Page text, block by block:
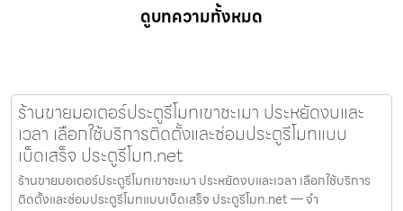
ดูบทความทั้งหมด
ร้านขายมอเตอร์ประตูรีโมทเขาชะเมา ประหยัดงบและ
เวลา เลือกใช้บริการติดตั้งและซ่อมประตูรีโมทแบบ
เบ็ดเสร็จ ประตูรีโมท.net
ร้านขายมอเตอร์ประตูรีโมทเขาชะเมา ประหยัดงบและเวลา เลือกใช้บริการ
ติดตั้งและซ่อมประตูรีโมทแบบเบ็ดเสร็จ ประตูรีโมท.net — จำ